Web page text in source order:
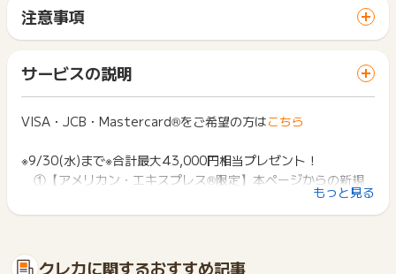
※過去に三菱ＵＦＪカードを申込みされたことがある方
※WEBより申込み後、45日以内に受取完了に至らない場合
※対象カード以外の発行・カード切替え
※カード発行に至らなかった場合
※カード受取が確認できない場合
※公共WiFiを利用し、獲得条件達成した場合
※本キャンペーンページ以外からのお申し込み
※日本国内以外からのアクセスまたは日本国以外のIPを利用した
※広告主に正常な申込みでないと判断された場合
※アドブロック（広告ブロック）を使用されている場合
※データ重複（IP含む）・広告主より不正等と判断された場合
※広告クリックから獲得に至るまで、同一の標準ブラウザ内で遷
サイトに移動してからお申し込みやお買い物が完了するまでの
間に、同じブラウザ（※）で他のサイトに移動した場合はポイン
ト獲得ができません。
ス・お買い物利用時で、デバイス・ブラウザが異なる場合はポ
イント獲得ができません。
2回以上同じお買い物・サービスをご利用される場合は、毎回
ンを押してからご利用ください。
下記の事項に該当する場合、広告主側で対象外とみなし、「獲
・他のポイントサイトや比較サイト、検索サイトなどを経由し
注意事項
非承認理由のお問い合わせは、判定日から2カ月以内にポイン
トタウンサポートヘお問い合わせください。
ポイントの獲得の対象となるのは、税抜き・送料抜き価格とな
ります。
は切り捨てとなります。
ポイント獲得が1ポイント未満のものは切り捨てとなり、ポイ
原則として広告主側のポイント等を利用して支払われた金額分
広告主が運営しているサービスの都合もしくは会員様の都合で
サービスの説明
VISA・JCB・Mastercard®をご希望の方はこちら
※9/30(水)まで※合計最大43,000円相当プレゼント！
①【アメリカン・エキスプレス®限定】本ページからの新規
カード発行でポイントタウンポイント13,000ポイントプレゼン
ト
00円相当のグローバルポイントプレゼント(9/30(水)まで)
もっと見る
クレカに関するおすすめ記事